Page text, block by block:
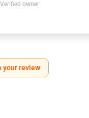
Verified owner
your review